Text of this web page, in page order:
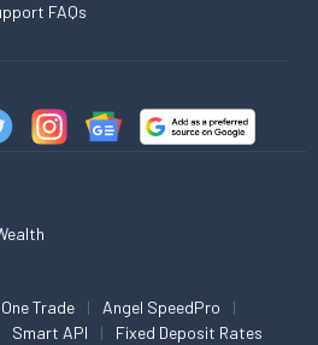
FAQs
Trade
Angel SpeedPro
Smart API Fixed Deposit Rates